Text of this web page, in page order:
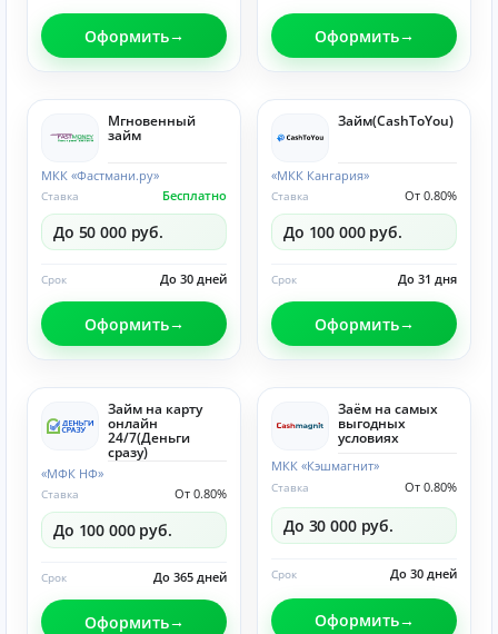
Оформить Оформить
Мгновенный
займ
МКК «Фастмани.ру»
Бесплатно
Ставка
До 50 000 руб.
До 30 дней
Срок
Оформить
Займ(CashToYou)
«МКК Кангария»
От 0.80%
Ставка
До 100 000 руб.
До 31 дня
Срок
Оформить
Займ на карту
онлайн
24/7(Деньги
сразу)
«МФК НФ»
От 0.80%
Ставка
До 100 000 руб.
До 365 дней
Срок
Оформить
Заём на самых
выгодных
условиях
МКК «Кэшмагнит»
От 0.80%
Ставка
До 30 000 руб.
До 30 дней
Срок
Оформить